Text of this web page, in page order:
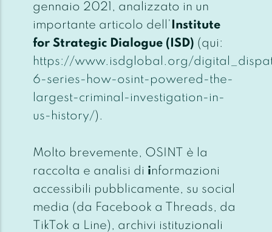
gennaio 2021, analizzato in un
importante articolo dell’ Institute
for Strategic Dialogue (ISD) (qui:
https://www.isdglobal.org/
6-series-how-osint-powered-the-
largest-criminal-investigation-in-
us-history/).
Molto brevemente, OSINT è la
raccolta e analisi di informazioni
accessibili pubblicamente, su social
media (da Facebook a Threads, da
TikTok a Line), archivi istituzionali